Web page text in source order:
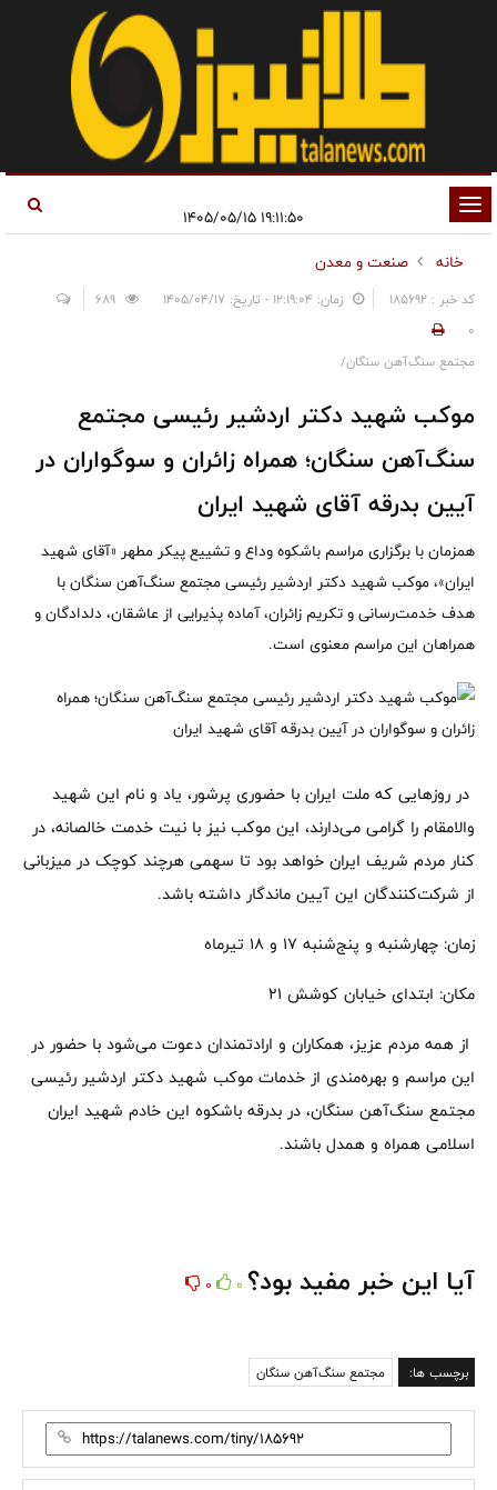
تغییر
وضعیت
ناوبری
خانه
صنعت و معدن
کد خبر : 185692 زمان: ۱۲:۱۹:۰۴ - تاریخ: ۱۴۰۵/۰۴/۱۷
0
مجتمع سنگ‌آهن سنگان/
موکب شهید دکتر اردشیر رئیسی مجتمع
سنگ‌آهن سنگان؛ همراه زائران و سوگواران در
آیین بدرقه آقای شهید ایران
همزمان با برگزاری مراسم باشکوه وداع و تشییع پیکر مطهر «آقای شهید
ایران»، موکب شهید دکتر اردشیر رئیسی مجتمع سنگ‌آهن سنگان با
هدف خدمت‌رسانی و تکریم زائران، آماده پذیرایی از عاشقان، دلدادگان و
همراهان این مراسم معنوی است.
در روزهایی که ملت ایران با حضوری پرشور، یاد و نام این شهید
والامقام را گرامی می‌دارند، این موکب نیز با نیت خدمت خالصانه، در
کنار مردم شریف ایران خواهد بود تا سهمی هرچند کوچک در میزبانی
از شرکت‌کنندگان این آیین ماندگار داشته باشد.
زمان: چهارشنبه و پنج‌شنبه 17 و 18 تیرماه
مکان: ابتدای خیابان کوشش 21
از همه مردم عزیز، همکاران و ارادتمندان دعوت می‌شود با حضور در
این مراسم و بهره‌مندی از خدمات موکب شهید دکتر اردشیر رئیسی
مجتمع سنگ‌آهن سنگان، در بدرقه باشکوه این خادم شهید ایران
اسلامی همراه و همدل باشند.
آیا این خبر مفید بود؟ 0
0
برچسب ها: مجتمع سنگ‌آهن سنگان